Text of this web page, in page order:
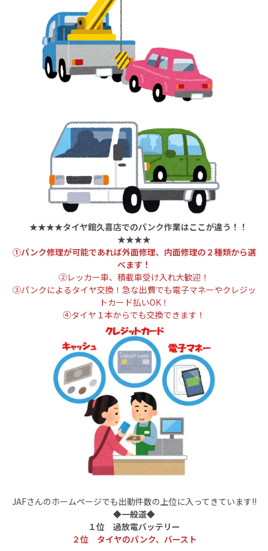
★★★★タイヤ館久喜店でのパンク作業はここが違う！！
★★★★
①パンク修理が可能であれば外面修理、内面修理の２種類から選
べます！
➁レッカー車、積載車受け入れ大歓迎！
③パンクによるタイヤ交換！急な出費でも電子マネーやクレジッ
トカード払いOK！
④タイヤ１本からでも交換できます！
JAFさんのホームページでも出動件数の上位に入ってきています!!
◆一般道◆
１位 過放電バッテリー
２位 タイヤのパンク、バースト